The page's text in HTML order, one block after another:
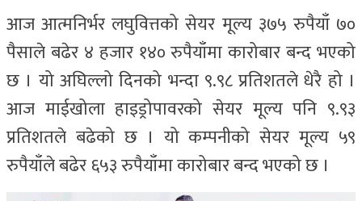
आज आत्मनिर्भर लघुवित्तको सेयर मूल्य ३७५ रुपैयाँ ७०
पैसाले बढेर ४ हजार १४० रुपैयाँमा कारोबार बन्द भएको
छ । यो अघिल्लो दिनको भन्दा ९.९८ प्रतिशतले धेरै हो ।
आज माईखोला हाइड्रोपावरको सेयर मूल्य पनि ९.९३
प्रतिशतले बढेको छ । यो कम्पनीको सेयर मूल्य ५९
रुपैयाँले बढेर ६५३ रुपैयाँमा कारोबार बन्द भएको छ ।